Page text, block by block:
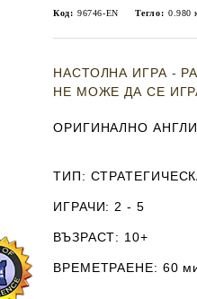
Код: 96746-EN Тегло: 0.980
НАСТОЛНА ИГРА -
НЕ МОЖЕ ДА СЕ
ОРИГИНАЛНО
ТИП:
ИГРАЧИ: 2 - 5
ВЪЗРАСТ: 10+
ВРЕМЕТРАЕНЕ: 60